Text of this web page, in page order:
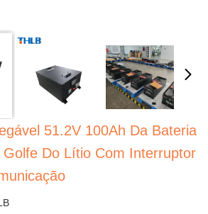
51.2V 100Ah Da Bateria
Golfe Do Lítio Com Interruptor